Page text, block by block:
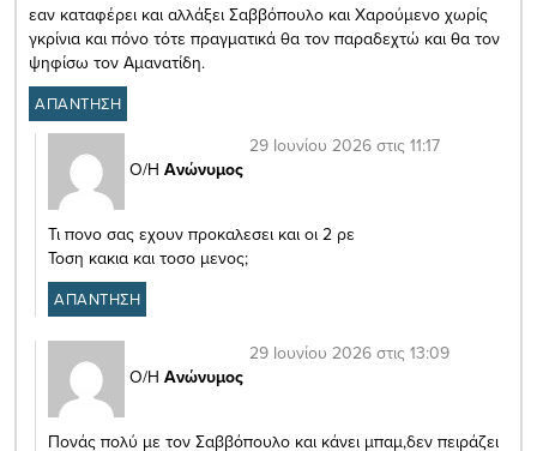
εαν καταφέρει και αλλάξει Σαββόπουλο και Χαρούμενο χωρίς
γκρίνια και πόνο τότε πραγματικά θα τον παραδεχτώ και θα τον
ψηφίσω τον Αμανατίδη.
ΑΠΑΝΤΗΣΗ
Ο/Η Ανώνυμος
29 Ιουνίου 2026 στις 11:17
Τι πονο σας εχουν προκαλεσει και οι 2 ρε
Τοση κακια και τοσο μενος;
ΑΠΑΝΤΗΣΗ
Ο/Η Ανώνυμος
29 Ιουνίου 2026 στις 13:09
Πονάς πολύ με τον Σαββόπουλο και κάνει μπαμ,δεν πειράζει